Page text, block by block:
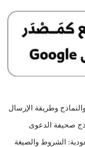
وطريقة الإرسال
صحيفة الدعوى
الشروط والصيغة